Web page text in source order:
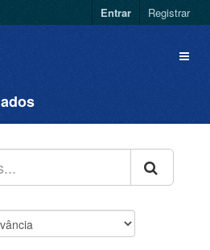
Entrar Registrar